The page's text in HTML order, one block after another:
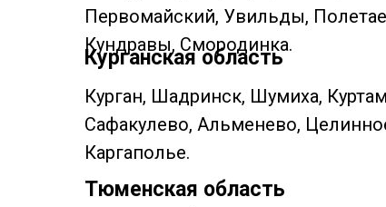
Курганская область
Тюменская область
Первомайский, Увильды,
Кундравы, Смородинка.
Курган, Шадринск, Шумиха,
Сафакулево, Альменево,
Каргаполье.